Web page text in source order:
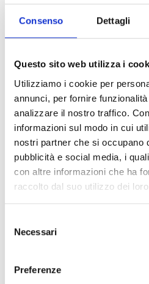
Consenso Dettagli
Questo sito web utilizza i
Utilizziamo i cookie per
annunci, per fornire
analizzare il nostro traffico.
informazioni sul modo in cui
nostri partner che si occupano
pubblicità e social media, i
con altre informazioni che ha
raccolto dal suo utilizzo dei
delNecessari
Preferenze
050 524030